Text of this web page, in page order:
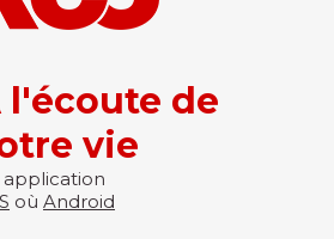
l'écoute de
vie
où Android